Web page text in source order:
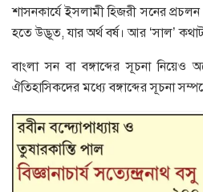
শাসনকার্যে ইসলামী হিজরী সনের
হতে উদ্ভূত, যার অর্থ বর্ষ। আর ‘সাল’
বাংলা সন বা বঙ্গাব্দের সূচনা নিয়েও
ঐতিহাসিকদের মধ্যে বঙ্গাব্দের সূচনা